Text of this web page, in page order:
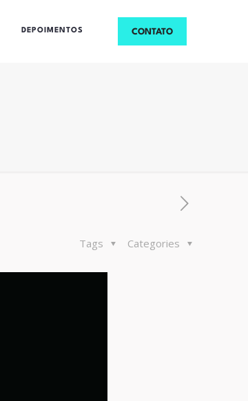
DEPOIMENTOS CONTATO
Categories
Tags